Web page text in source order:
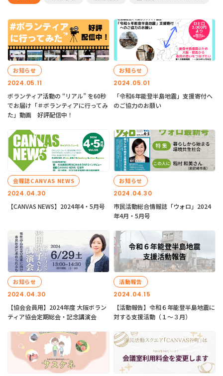
2024.05.11
お知らせ
ボランティア活動の “リアル” を60秒
でお届け「＃ボランティアに行ってみ
た」動画 好評配信中！
2024.05.01
お知らせ
「令和6年能登半島地震」支援寄付へ
のご協力のお願い
2024.04.30
会報誌CANVAS NEWS
【CANVAS NEWS】2024年4・5月号
2024.04.30
お知らせ
市民活動総合情報誌「ウォロ」2024
年4月・5月号
2024.04.30
お知らせ
【協会会員用】2024年度 大阪ボラン
ティア協会定期総会・記念講演会
2024.04.15
活動報告
【活動報告】令和６年能登半島地震に
対する支援活動（１〜３月）